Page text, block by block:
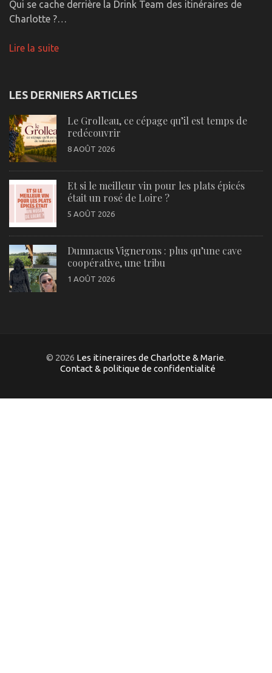
Qui se cache derrière la Drink Team des itinéraires de
Charlotte ?…
Lire la suite
LES DERNIERS ARTICLES
Le Grolleau, ce cépage qu’il est temps de
redécouvrir
8 AOÛT 2026
Et si le meilleur vin pour les plats épicés
était un rosé de Loire ?
5 AOÛT 2026
Dumnacus Vignerons : plus qu’une cave
coopérative, une tribu
1 AOÛT 2026
© 2026 Les itineraires de Charlotte & Marie.
Contact & politique de confidentialité